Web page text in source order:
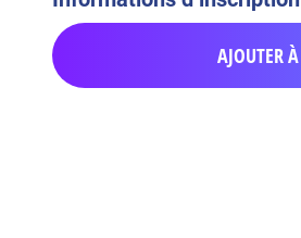
AJOUTER